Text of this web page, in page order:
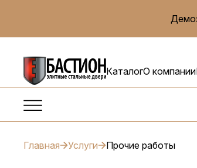
КаталогО компании
Главная Услуги Прочие работы